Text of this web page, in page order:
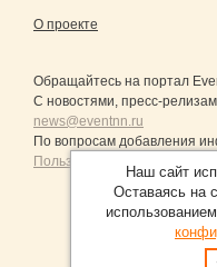
О проекте
Обращайтесь на портал
С новостями, пресс-
news@eventnn.ru
По вопросам добавления
Пользовательское
Продвижение
Наш сайт
Оставаясь на